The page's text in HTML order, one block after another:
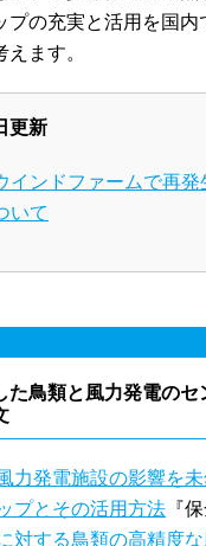
プの充実と活用を国内
ます。
更新
インドファームで再発
いて
た鳥類と風力発電のセ
力発電施設の影響を
プとその活用方法 『
対する鳥類の高精度